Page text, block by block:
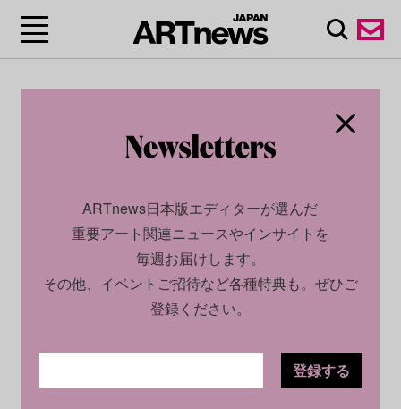
2022.12.23
ARTnews日本版エディターが選んだ
重要アート関連ニュースやインサイトを
毎週お届けします。
その他、イベントご招待など各種特典も。ぜひご
登録ください。
登録する